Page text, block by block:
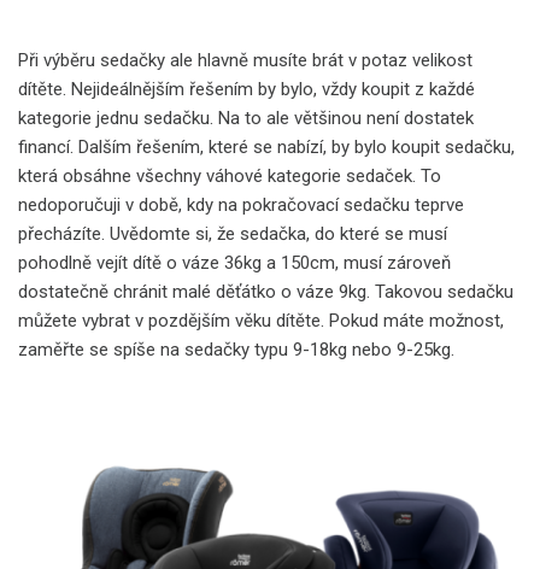
Při výběru sedačky ale hlavně musíte brát v potaz velikost
dítěte. Nejideálnějším řešením by bylo, vždy koupit z každé
kategorie jednu sedačku. Na to ale většinou není dostatek
financí. Dalším řešením, které se nabízí, by bylo koupit sedačku,
která obsáhne všechny váhové kategorie sedaček. To
nedoporučuji v době, kdy na pokračovací sedačku teprve
přecházíte. Uvědomte si, že sedačka, do které se musí
pohodlně vejít dítě o váze 36kg a 150cm, musí zároveň
dostatečně chránit malé děťátko o váze 9kg. Takovou sedačku
můžete vybrat v pozdějším věku dítěte. Pokud máte možnost,
zaměřte se spíše na sedačky typu 9-18kg nebo 9-25kg.